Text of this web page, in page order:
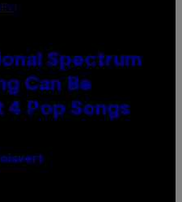
Spectrum
Can Be
4 Pop Songs